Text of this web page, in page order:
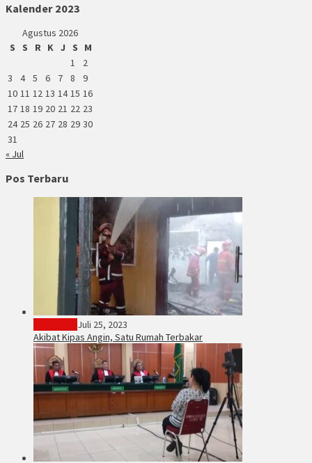
Kalender 2023
Agustus 2026
S
S R K J S
M
1
2
3
4 5 6 7 8
9
10 11 12 13 14 15 16
17 18 19 20 21 22 23
24 25 26 27 28 29 30
31
« Jul
Pos Terbaru
Juli 25, 2023
Akibat Kipas Angin, Satu Rumah Terbakar